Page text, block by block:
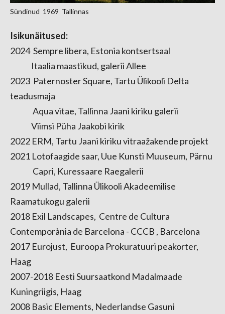
Sündinud 1969 Tallinnas
Isikunäitused:
2024 Sempre libera, Estonia kontsertsaal
Itaalia maastikud, galerii Allee
2023 Paternoster Square, Tartu Ülikooli Delta
teadusmaja
Aqua vitae, Tallinna Jaani kiriku galerii
Viimsi Püha Jaakobi kirik
2022 ERM, Tartu Jaani kiriku vitraažakende projekt
2021 Lotofaagide saar, Uue Kunsti Muuseum, Pärnu
Capri, Kuressaare Raegalerii
2019 Mullad, Tallinna Ülikooli Akadeemilise
Raamatukogu galerii
2018 Exil Landscapes, Centre de Cultura
Contemporània de Barcelona - CCCB , Barcelona
2017 Eurojust, Euroopa Prokuratuuri peakorter,
Haag
2007-2018 Eesti Suursaatkond Madalmaade
Kuningriigis, Haag
2008 Basic Elements, Nederlandse Gasuni